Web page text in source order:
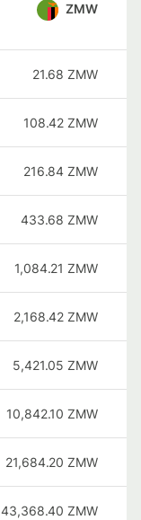
ZMW
21.68 ZMW
108.42 ZMW
216.84 ZMW
433.68 ZMW
1,084.21 ZMW
2,168.42 ZMW
5,421.05 ZMW
10,842.10 ZMW
21,684.20 ZMW
43,368.40 ZMW